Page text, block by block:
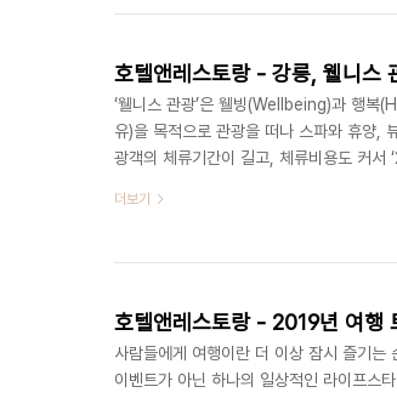
영업을 하는 편이다.), 모두들 고향을 향하
호텔앤레스토랑 - 강릉, 웰니스
‘웰니스 관광’은 웰빙(Wellbeing)과 행복
유)을 목적으로 관광을 떠나 스파와 휴양,
광객의 체류기간이 길고, 체류비용도 커서
2.5배 가량 성장했으며, 올해는 약 330
Travel에서 의료와 관광이 결합된..
더보기
호텔앤레스토랑 - 2019년 여행
사람들에게 여행이란 더 이상 잠시 즐기는
이벤트가 아닌 하나의 일상적인 라이프스